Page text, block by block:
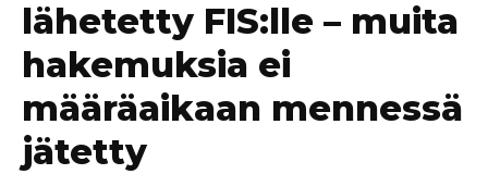
lähetetty FIS:lle – muita
hakemuksia ei
määräaikaan mennessä
jätetty